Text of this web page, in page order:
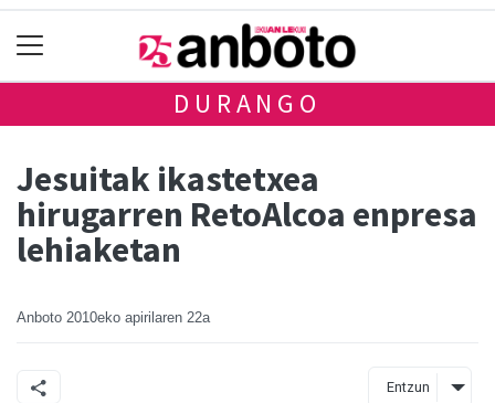
DURANGO
Jesuitak ikastetxea
hirugarren RetoAlcoa enpresa
lehiaketan
Anboto 2010eko apirilaren 22a
Entzun